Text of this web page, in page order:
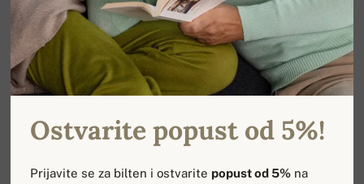
Ostvarite popust od 5%!
Prijavite se za bilten i ostvarite popust od 5% na